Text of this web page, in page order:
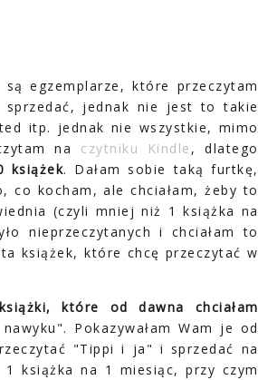
egzemplarze, które przeczytam
sprzedać, jednak nie jest to takie
itp. jednak nie wszystkie, mimo
na czytniku Kindle , dlatego
książek. Dałam sobie taką furtkę,
co kocham, ale chciałam, żeby to
(czyli mniej niż 1 książka na
nieprzeczytanych i chciałam to
książek, które chcę przeczytać w
które od dawna chciałam
Pokazywałam Wam je od
"Tippi i ja" i sprzedać na
książka na 1 miesiąc, przy czym